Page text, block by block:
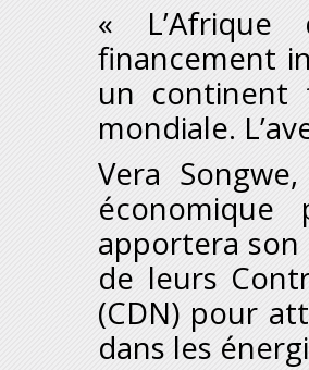
«
financement
un continent
mondiale.
Vera
apportera son
de leurs
(CDN) pour
dans les